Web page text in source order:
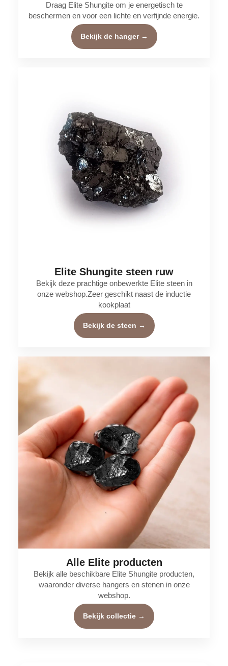
Draag Elite Shungite om je energetisch te
beschermen en voor een lichte en verfijnde energie.
Bekijk de hanger →
Elite Shungite steen ruw
Bekijk deze prachtige onbewerkte Elite steen in
onze webshop.Zeer geschikt naast de inductie
kookplaat
Bekijk de steen →
Alle Elite producten
Bekijk alle beschikbare Elite Shungite producten,
waaronder diverse hangers en stenen in onze
webshop.
Bekijk collectie →